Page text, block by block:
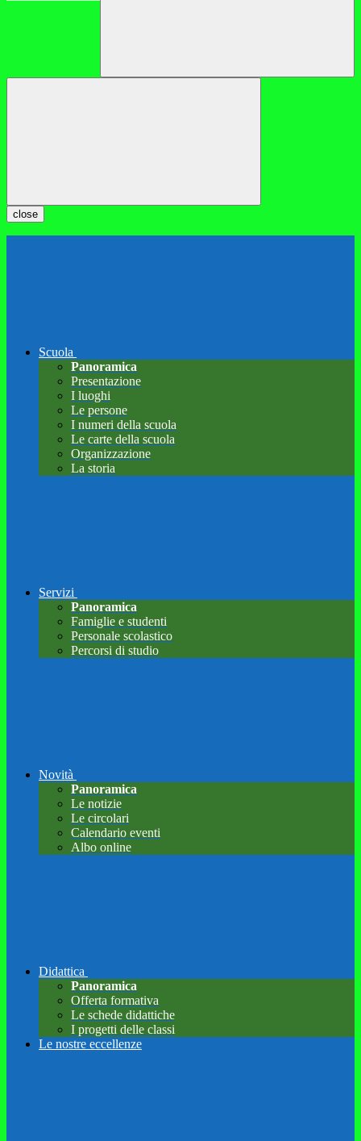
close
Scuola
Panoramica
Presentazione
I luoghi
Le persone
I numeri della scuola
Le carte della scuola
Organizzazione
La storia
Servizi
Panoramica
Famiglie e studenti
Personale scolastico
Percorsi di studio
Novità
Panoramica
Le notizie
Le circolari
Calendario eventi
Albo online
Didattica
Panoramica
Offerta formativa
Le schede didattiche
I progetti delle classi
Le nostre eccellenze